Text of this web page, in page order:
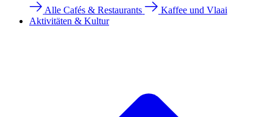
Alle Cafés & Restaurants
Kaffee und Vlaai
Aktivitäten & Kultur